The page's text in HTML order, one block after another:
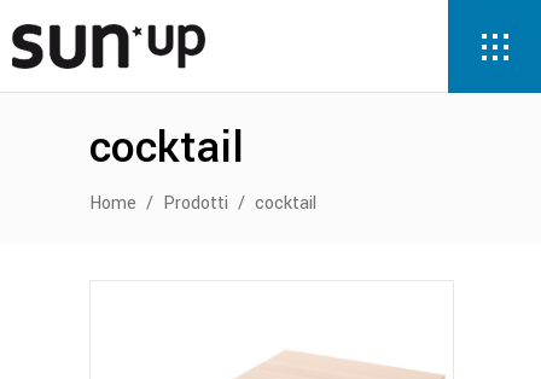
cocktail
Home / Prodotti / cocktail